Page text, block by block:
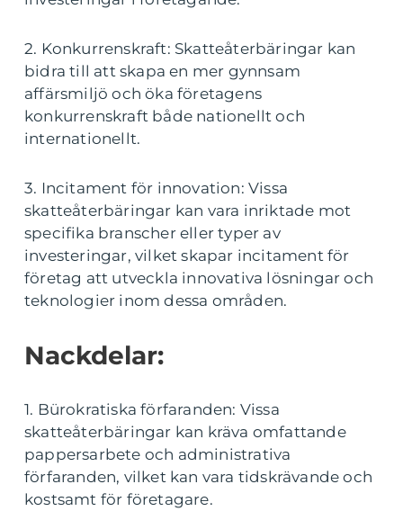
2. Konkurrenskraft: Skatteåterbäringar kan
bidra till att skapa en mer gynnsam
affärsmiljö och öka företagens
konkurrenskraft både nationellt och
internationellt.
3. Incitament för innovation: Vissa
skatteåterbäringar kan vara inriktade mot
specifika branscher eller typer av
investeringar, vilket skapar incitament för
företag att utveckla innovativa lösningar och
teknologier inom dessa områden.
Nackdelar:
1. Bürokratiska förfaranden: Vissa
skatteåterbäringar kan kräva omfattande
pappersarbete och administrativa
förfaranden, vilket kan vara tidskrävande och
kostsamt för företagare.